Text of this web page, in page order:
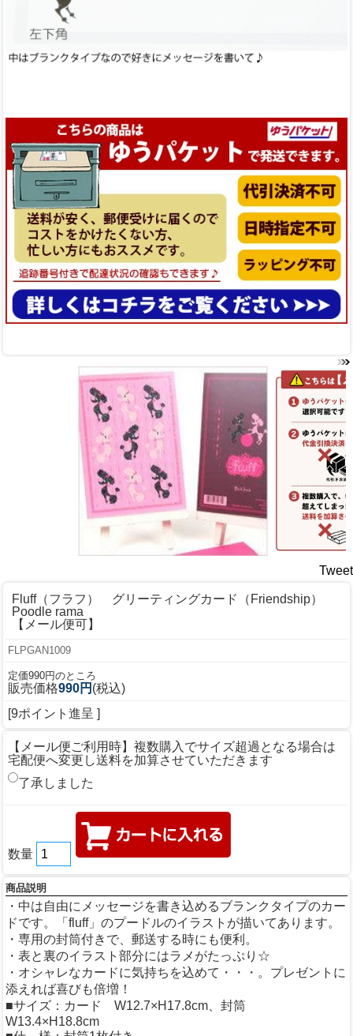
Tweet
Fluff（フラフ） グリーティングカード（Friendship）
Poodle rama
【メール便可】
FLPGAN1009
定価990円のところ
販売価格990円 (税込)
[9ポイント進呈 ]
【メール便ご利用時】複数購入でサイズ超過となる場合は
宅配便へ変更し送料を加算させていただきます
了承しました
数量
商品説明
・中は自由にメッセージを書き込めるブランクタイプのカー
ドです。「fluff」のプードルのイラストが描いてあります。
・専用の封筒付きで、郵送する時にも便利。
・表と裏のイラスト部分にはラメがたっぷり☆
・オシャレなカードに気持ちを込めて・・・。プレゼントに
添えれば喜びも倍増！
■サイズ：カード W12.7×H17.8cm、封筒
W13.4×H18.8cm